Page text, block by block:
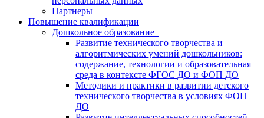
Партнеры
Повышение квалификации
Дошкольное образование
Развитие технического творчества и
алгоритмических умений дошкольников:
содержание, технологии и образовательная
среда в контексте ФГОС ДО и ФОП ДО
Методики и практики в развитии детского
технического творчества в условиях ФОП
ДО